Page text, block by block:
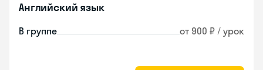
Английский язык
В группе от 900 ₽ / урок